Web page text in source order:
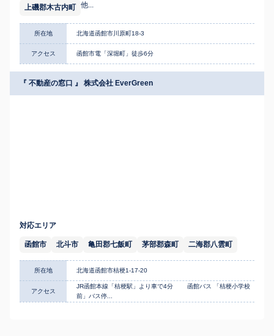
上磯郡木古内町 他...
所在地 北海道函館市川原町18-3
アクセス 函館市電「深堀町」徒歩6分
『 不動産の窓口 』 株式会社 EverGreen
対応エリア
函館市 北斗市 亀田郡七飯町 茅部郡森町 二海郡八雲町
所在地 北海道函館市桔梗1-17-20
アクセス
JR函館本線「桔梗駅」より車で4分 函館バス 「桔梗小学校
前」バス停...